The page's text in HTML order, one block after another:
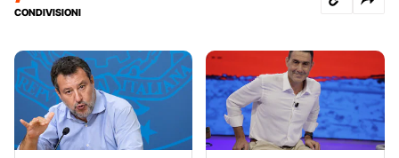
CONDIVISIONI